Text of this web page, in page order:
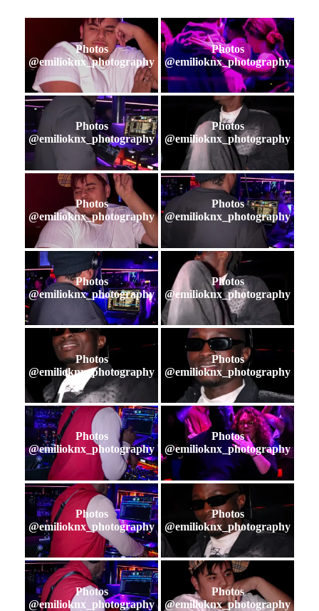
Photos
@emilioknx_photography
Photos
@emilioknx_photography
Photos
@emilioknx_photography
Photos
@emilioknx_photography
Photos
@emilioknx_photography
Photos
@emilioknx_photography
Photos
@emilioknx_photography
Photos
@emilioknx_photography
Photos
@emilioknx_photography
Photos
@emilioknx_photography
Photos
@emilioknx_photography
Photos
@emilioknx_photography
Photos
@emilioknx_photography
Photos
@emilioknx_photography
Photos
@emilioknx_photography
Photos
@emilioknx_photography